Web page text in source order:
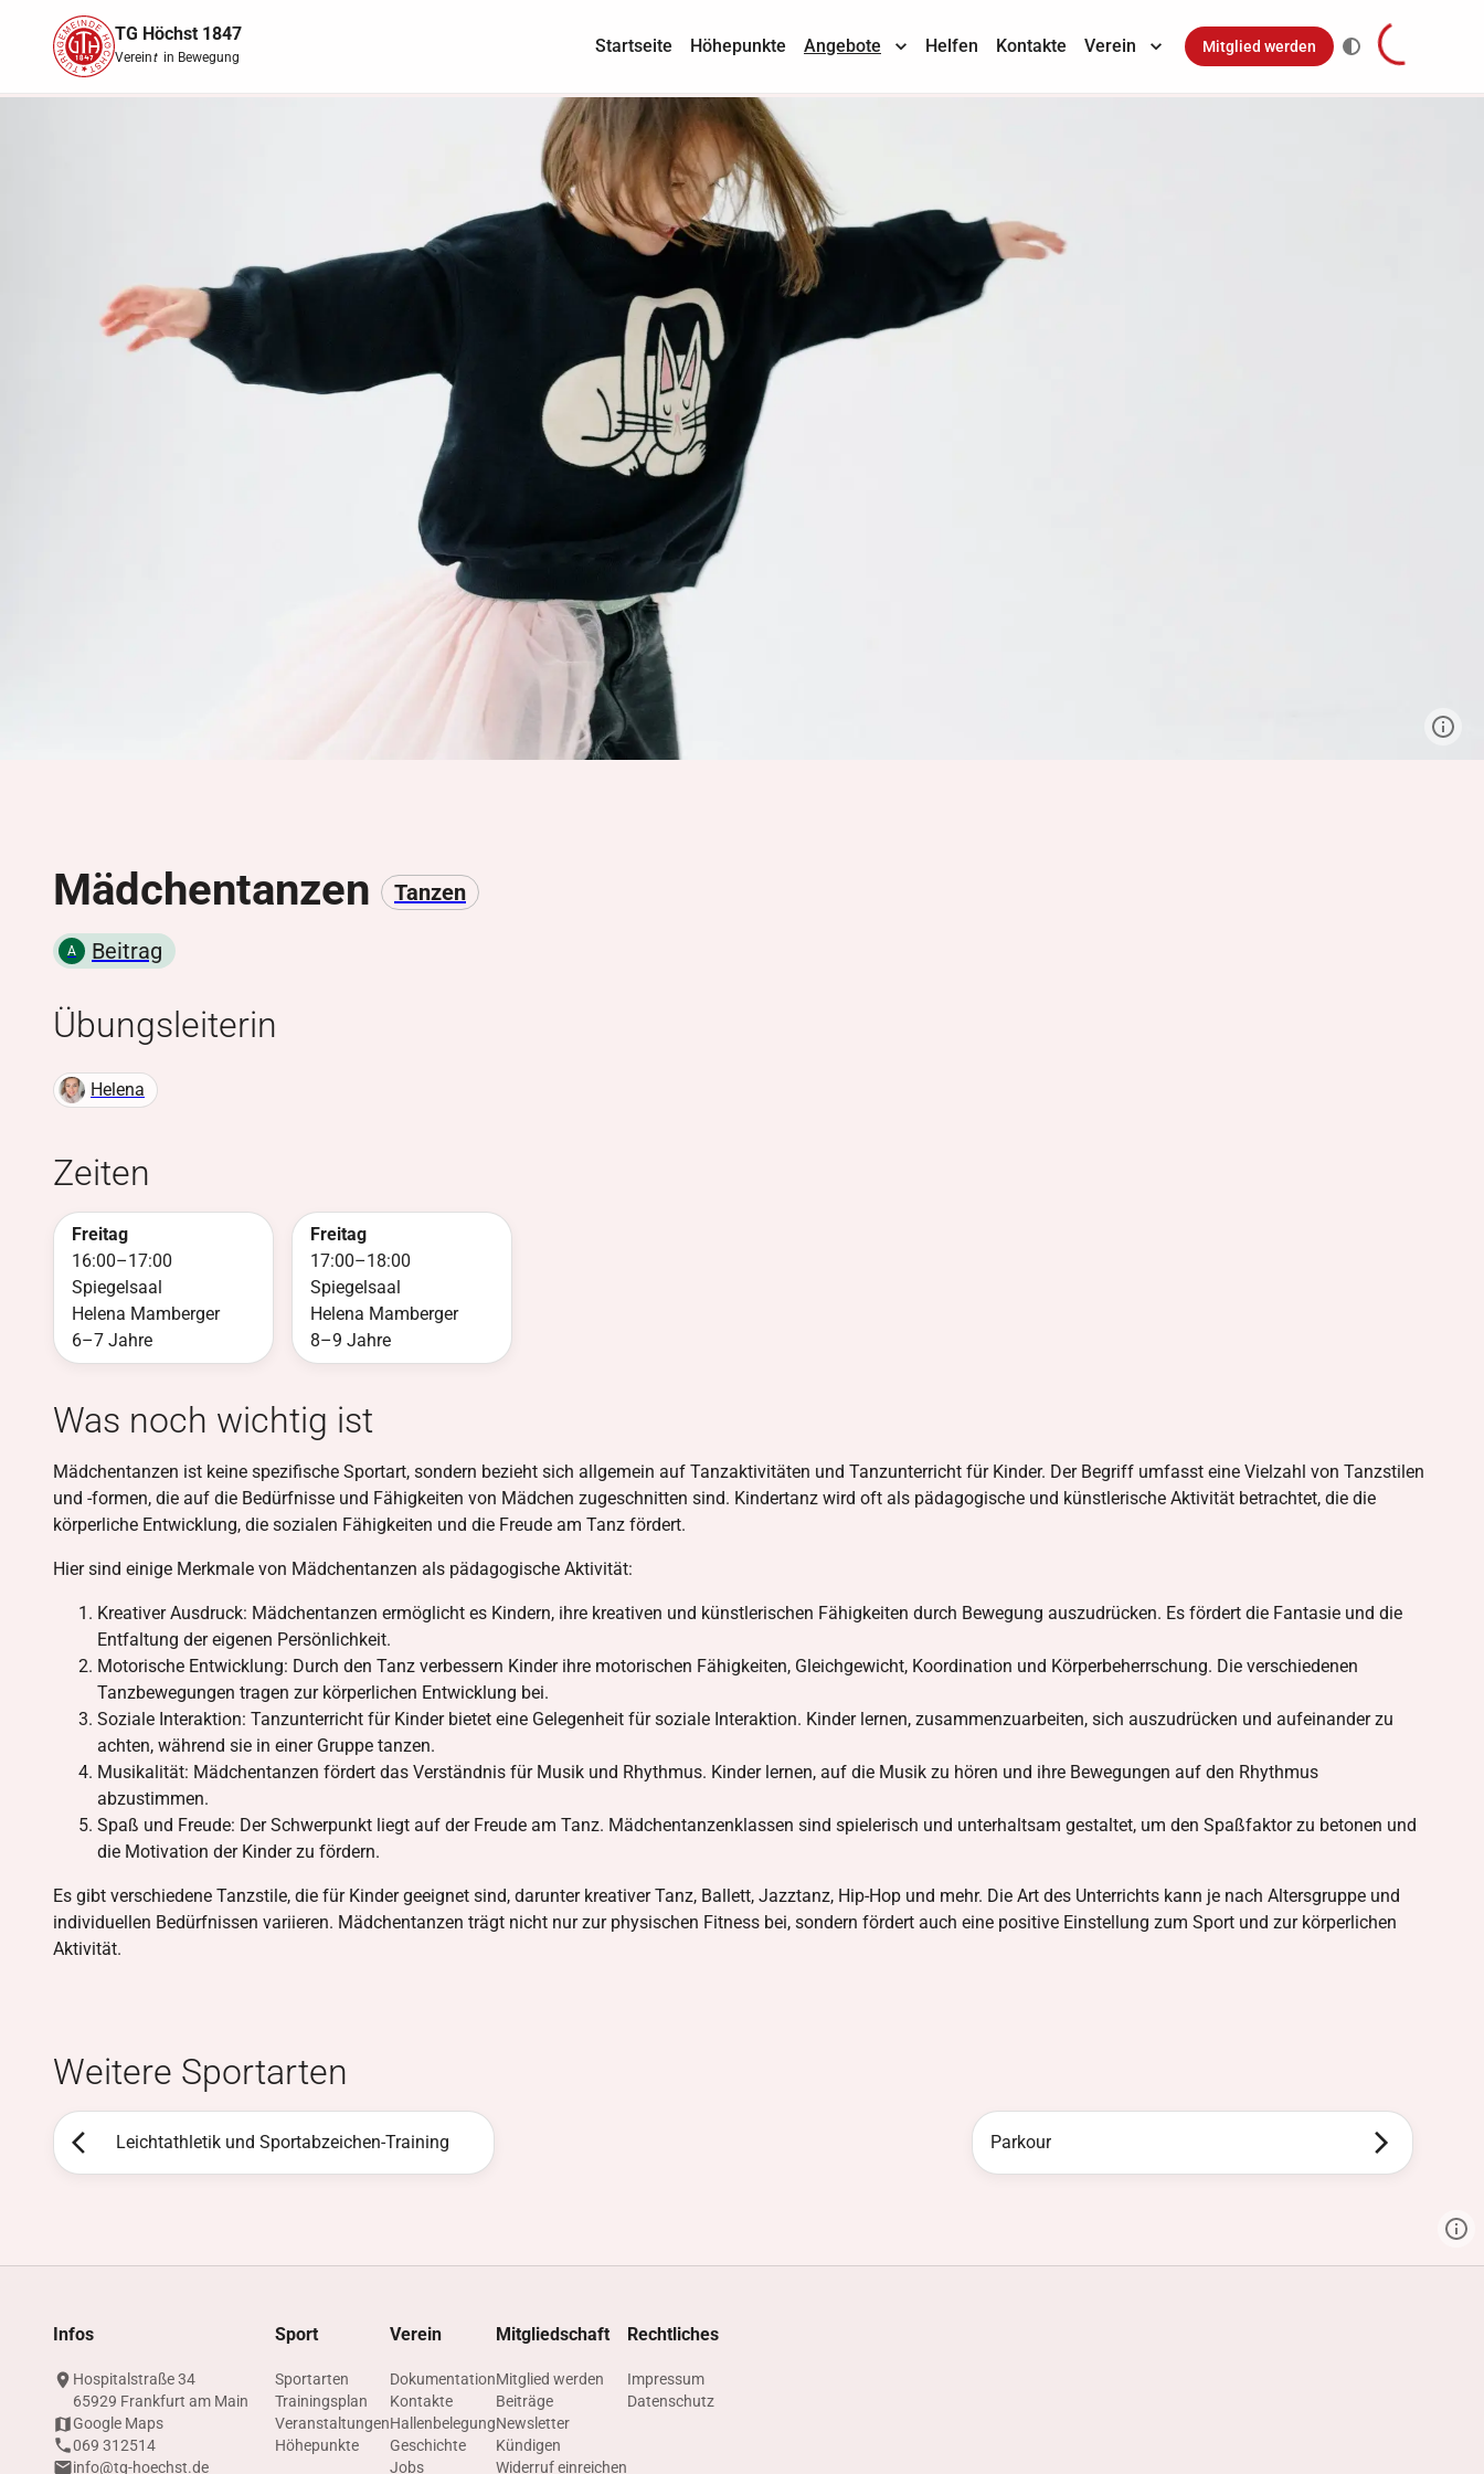
TG Höchst 1847
Vereintin Bewegung
Startseite Höhepunkte Angebote Helfen Kontakte Verein Mitglied werden
Mädchentanzen Tanzen
A Beitrag
Übungsleiterin
Helena
Zeiten
Freitag
16:00–17:00
Spiegelsaal
Helena Mamberger
6–7 Jahre
Freitag
17:00–18:00
Spiegelsaal
Helena Mamberger
8–9 Jahre
Was noch wichtig ist
Mädchentanzen ist keine spezifische Sportart, sondern bezieht sich allgemein auf Tanzaktivitäten und Tanzunterricht für Kinder. Der Begriff umfasst eine Vielzahl von Tanzstilen
und -formen, die auf die Bedürfnisse und Fähigkeiten von Mädchen zugeschnitten sind. Kindertanz wird oft als pädagogische und künstlerische Aktivität betrachtet, die die
körperliche Entwicklung, die sozialen Fähigkeiten und die Freude am Tanz fördert.
Hier sind einige Merkmale von Mädchentanzen als pädagogische Aktivität:
Kreativer Ausdruck: Mädchentanzen ermöglicht es Kindern, ihre kreativen und künstlerischen Fähigkeiten durch Bewegung auszudrücken. Es fördert die Fantasie und die
Entfaltung der eigenen Persönlichkeit.
Motorische Entwicklung: Durch den Tanz verbessern Kinder ihre motorischen Fähigkeiten, Gleichgewicht, Koordination und Körperbeherrschung. Die verschiedenen
Tanzbewegungen tragen zur körperlichen Entwicklung bei.
Soziale Interaktion: Tanzunterricht für Kinder bietet eine Gelegenheit für soziale Interaktion. Kinder lernen, zusammenzuarbeiten, sich auszudrücken und aufeinander zu
achten, während sie in einer Gruppe tanzen.
Musikalität: Mädchentanzen fördert das Verständnis für Musik und Rhythmus. Kinder lernen, auf die Musik zu hören und ihre Bewegungen auf den Rhythmus
abzustimmen.
Spaß und Freude: Der Schwerpunkt liegt auf der Freude am Tanz. Mädchentanzenklassen sind spielerisch und unterhaltsam gestaltet, um den Spaßfaktor zu betonen und
die Motivation der Kinder zu fördern.
Es gibt verschiedene Tanzstile, die für Kinder geeignet sind, darunter kreativer Tanz, Ballett, Jazztanz, Hip-Hop und mehr. Die Art des Unterrichts kann je nach Altersgruppe und
individuellen Bedürfnissen variieren. Mädchentanzen trägt nicht nur zur physischen Fitness bei, sondern fördert auch eine positive Einstellung zum Sport und zur körperlichen
Aktivität.
Weitere Sportarten
Leichtathletik und Sportabzeichen-Training Parkour
Infos
Hospitalstraße 34
65929 Frankfurt am Main
Google Maps
069 312514
info@tg-hoechst.de
Sport
Sportarten
Trainingsplan
Veranstaltungen
Höhepunkte
Verein
Dokumentation
Kontakte
Hallenbelegung
Geschichte
Jobs
Mitgliedschaft
Mitglied werden
Beiträge
Newsletter
Kündigen
Widerruf einreichen
Rechtliches
Impressum
Datenschutz